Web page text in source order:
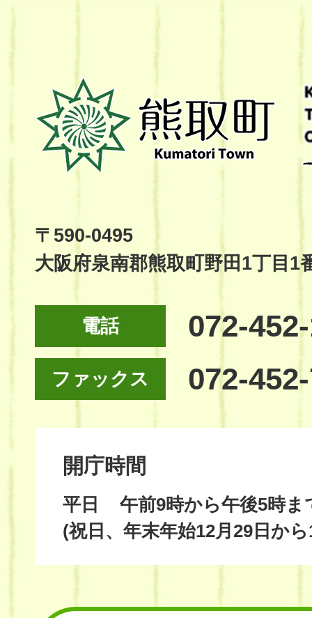
熊
取
町
Kumatori
Site
〒590-0495
大阪府泉南郡熊取町野田1丁目1
電話 072-
ファックス 072-
開庁時間
平日
午前9時から午後5時ま
(祝日、年末年始12月29日か